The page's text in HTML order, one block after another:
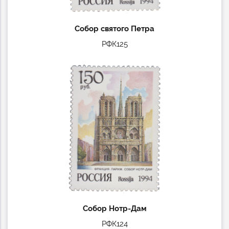
Собор святого Петра
РФК125
Собор Нотр-Дам
РФК124